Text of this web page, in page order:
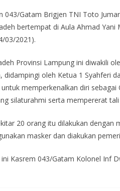
043/Gatam Brigjen TNI Toto
bertempat di Aula Ahmad
03/2021).
Provinsi Lampung ini diwakili
didampingi oleh Ketua 1 Syahferi
memperkenalkan diri
silaturahmi serta mempererat
20 orang itu dilakukan
masker dan diakukan
Kasrem 043/Gatam Kolonel Inf